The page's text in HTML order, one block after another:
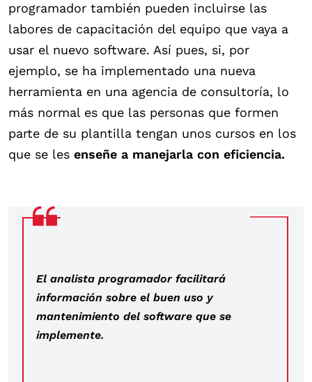
programador también pueden incluirse las
labores de capacitación del equipo que vaya a
usar el nuevo software. Así pues, si, por
ejemplo, se ha implementado una nueva
herramienta en una agencia de consultoría, lo
más normal es que las personas que formen
parte de su plantilla tengan unos cursos en los
que se les enseñe a manejarla con eficiencia.
El analista programador facilitará
información sobre el buen uso y
mantenimiento del software que se
implemente.